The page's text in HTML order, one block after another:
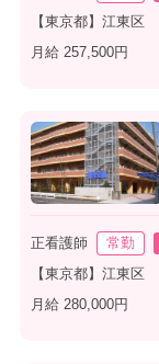
【東京都】江東区
月給 257,500円
正看護師 常勤
【東京都】江東区
月給 280,000円